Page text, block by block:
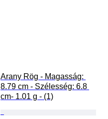
Arany Rög - Magasság:
8.79 cm - Szélesség: 6.8
cm- 1.01 g - (1)